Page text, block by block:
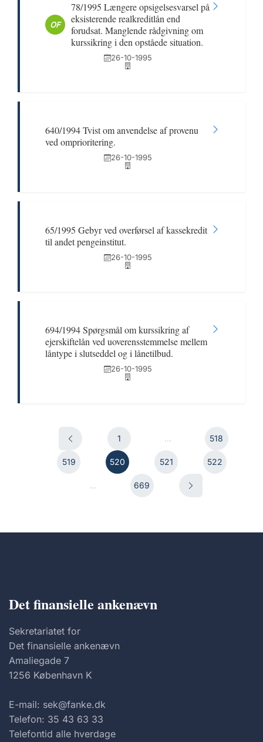
OF
78/1995 Længere opsigelsesvarsel på
eksisterende realkreditlån end
forudsat. Manglende rådgivning om
kurssikring i den opståede situation.
26-10-1995
640/1994 Tvist om anvendelse af provenu
ved omprioritering.
26-10-1995
65/1995 Gebyr ved overførsel af kassekredit
til andet pengeinstitut.
26-10-1995
694/1994 Spørgsmål om kurssikring af
ejerskiftelån ved uoverensstemmelse mellem
låntype i slutseddel og i lånetilbud.
26-10-1995
1 ... 518
519 520 521 522
... 669
Det finansielle ankenævn
Sekretariatet for
Det finansielle ankenævn
Amaliegade 7
1256 København K
E-mail: sek@fanke.dk
Telefon: 35 43 63 33
Telefontid alle hverdage